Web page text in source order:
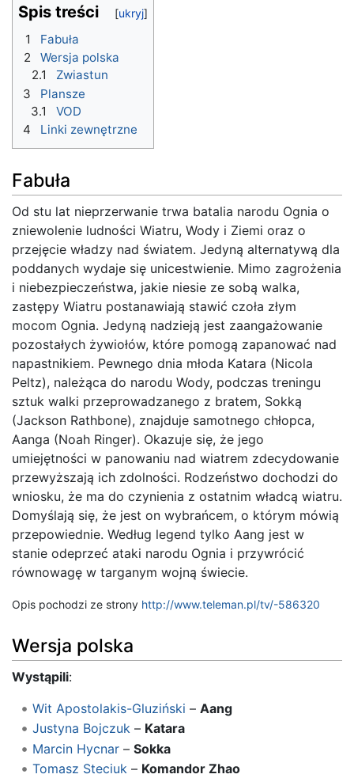
Spis treści
1
Fabuła
2
Wersja polska
2.1
Zwiastun
3
Plansze
3.1
VOD
4
Linki zewnętrzne
Fabuła
Od stu lat nieprzerwanie trwa batalia narodu Ognia o
zniewolenie ludności Wiatru, Wody i Ziemi oraz o
przejęcie władzy nad światem. Jedyną alternatywą dla
poddanych wydaje się unicestwienie. Mimo zagrożenia
i niebezpieczeństwa, jakie niesie ze sobą walka,
zastępy Wiatru postanawiają stawić czoła złym
mocom Ognia. Jedyną nadzieją jest zaangażowanie
pozostałych żywiołów, które pomogą zapanować nad
napastnikiem. Pewnego dnia młoda Katara (Nicola
Peltz), należąca do narodu Wody, podczas treningu
sztuk walki przeprowadzanego z bratem, Sokką
(Jackson Rathbone), znajduje samotnego chłopca,
Aanga (Noah Ringer). Okazuje się, że jego
umiejętności w panowaniu nad wiatrem zdecydowanie
przewyższają ich zdolności. Rodzeństwo dochodzi do
wniosku, że ma do czynienia z ostatnim władcą wiatru.
Domyślają się, że jest on wybrańcem, o którym mówią
przepowiednie. Według legend tylko Aang jest w
stanie odeprzeć ataki narodu Ognia i przywrócić
równowagę w targanym wojną świecie.
Opis pochodzi ze strony http://www.teleman.pl/tv/-586320
Wersja polska
Wystąpili:
Wit Apostolakis-Gluziński – Aang
Justyna Bojczuk– Katara
Marcin Hycnar– Sokka
Tomasz Steciuk– Komandor Zhao